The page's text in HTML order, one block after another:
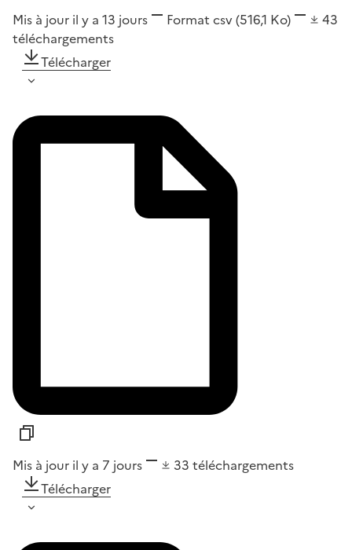
Mis à jour il y a 13 jours Format csv(516,1 Ko)
43
téléchargements
Télécharger
Mis à jour il y a 7 jours 33 téléchargements
Télécharger